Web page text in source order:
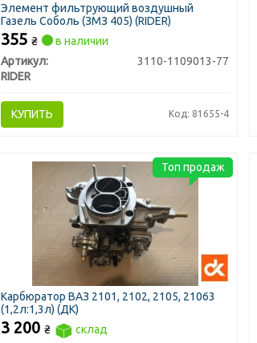
Элемент фильтрующий воздушный
Газель Соболь (ЗМЗ 405) (RIDER)
355₴
в наличии
Артикул:
3110-1109013-77
RIDER
КУПИТЬ Код: 81655-4
Карбюратор ВАЗ 2101, 2102, 2105, 21063
(1,2л:1,3л) (ДК)
3 200₴
склад
Топ продаж